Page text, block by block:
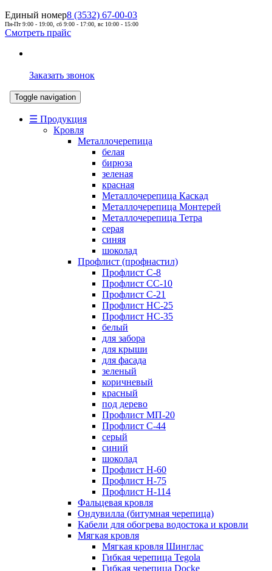
Единый номер8 (3532) 67-00-03
Пн-Пт 9:00 - 19:00, сб 9:00 - 17:00, вс 10:00 - 15:00
Смотреть прайс
Заказать звонок
Toggle navigation
☰ Продукция
Кровля
Металлочерепица
белая
бирюза
зеленая
красная
Металлочерепица Каскад
Металлочерепица Монтерей
Металлочерепица Тетра
серая
синяя
шоколад
Профлист (профнастил)
Профлист С-8
Профлист СС-10
Профлист C-21
Профлист НС-25
Профлист НС-35
белый
для забора
для крыши
для фасада
зеленый
коричневый
красный
под дерево
Профлист МП-20
Профлист С-44
серый
синий
шоколад
Профлист Н-60
Профлист Н-75
Профлист H-114
Фальцевая кровля
Ондувилла (битумная черепица)
Кабели для обогрева водостока и кровли
Мягкая кровля
Мягкая кровля Шинглас
Гибкая черепица Tegola
Гибкая черепица Docke